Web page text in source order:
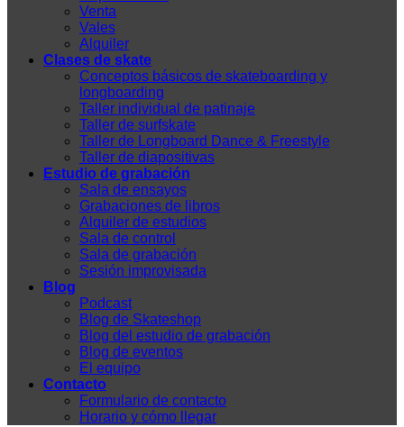
Venta
Vales
Alquiler
Clases de skate
Conceptos básicos de skateboarding y
longboarding
Taller individual de patinaje
Taller de surfskate
Taller de Longboard Dance & Freestyle
Taller de diapositivas
Estudio de grabación
Sala de ensayos
Grabaciones de libros
Alquiler de estudios
Sala de control
Sala de grabación
Sesión improvisada
Blog
Podcast
Blog de Skateshop
Blog del estudio de grabación
Blog de eventos
El equipo
Contacto
Formulario de contacto
Horario y cómo llegar